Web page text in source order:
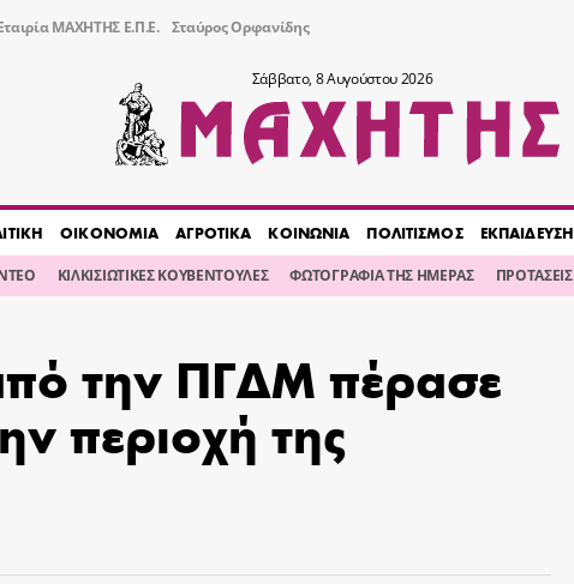
ΜΑΧΗΤΗΣ Ε.Π.Ε. Σταύρος Ορφανίδης
Σάββατο, 8 Αυγούστου 2026
ΟΙΚΟΝΟΜΙΑ ΑΓΡΟΤΙΚΑ ΚΟΙΝΩΝΙΑ ΠΟΛΙΤΙΣΜΟΣ ΕΚΠΑΙΔΕΥΣΗ
ΚΙΛΚΙΣΙΩΤΙΚΕΣ ΚΟΥΒΕΝΤΟΥΛΕΣ ΦΩΤΟΓΡΑΦΙΑ ΤΗΣ ΗΜΕΡΑΣ ΠΡΟΤΑΣΕΙΣ
την ΠΓΔΜ πέρασε
περιοχή της